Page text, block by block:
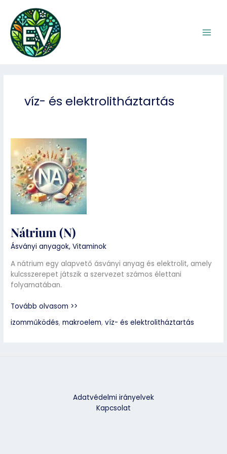
content
víz- és elektrolitháztartás
Nátrium (N)
Ásványi anyagok,Vitaminok
A nátrium egy alapvető ásványi anyag és elektrolit, amely
kulcsszerepet játszik a szervezet számos élettani
folyamatában.
Nátrium
(N)
Tovább olvasom >>
izomműködés,makroelem,víz- és elektrolitháztartás
Adatvédelmi irányelvek
Kapcsolat